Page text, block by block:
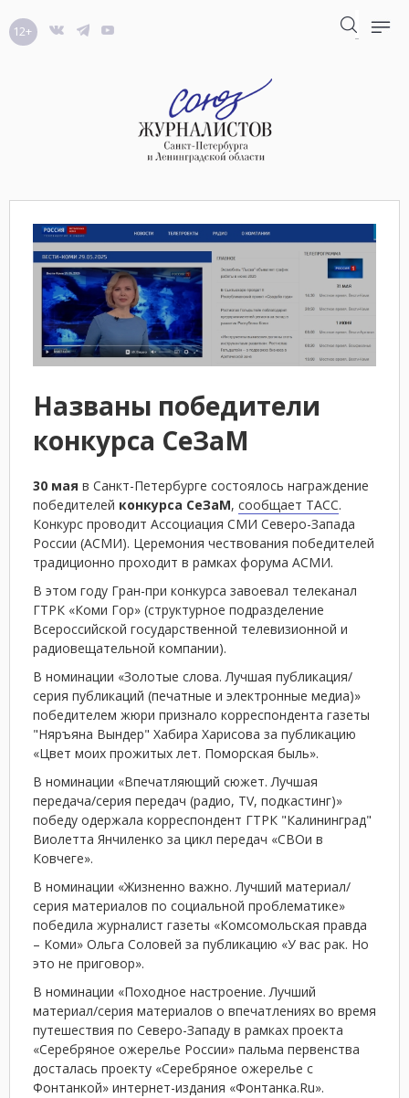
12+
Названы победители
конкурса СеЗаМ
30 мая в Санкт-Петербурге состоялось награждение
победителей конкурса СеЗаМ, сообщает ТАСС.
Конкурс проводит Ассоциация СМИ Северо-Запада
России (АСМИ). Церемония чествования победителей
традиционно проходит в рамках форума АСМИ.
В этом году Гран-при конкурса завоевал телеканал
ГТРК «Коми Гор» (структурное подразделение
Всероссийской государственной телевизионной и
радиовещательной компании).
В номинации «Золотые слова. Лучшая публикация/
серия публикаций (печатные и электронные медиа)»
победителем жюри признало корреспондента газеты
"Няръяна Вындер" Хабира Харисова за публикацию
«Цвет моих прожитых лет. Поморская быль».
В номинации «Впечатляющий сюжет. Лучшая
передача/серия передач (радио, TV, подкастинг)»
победу одержала корреспондент ГТРК "Калининград"
Виолетта Янчиленко за цикл передач «СВОи в
Ковчеге».
В номинации «Жизненно важно. Лучший материал/
серия материалов по социальной проблематике»
победила журналист газеты «Комсомольская правда
– Коми» Ольга Соловей за публикацию «У вас рак. Но
это не приговор».
В номинации «Походное настроение. Лучший
материал/серия материалов о впечатлениях во время
путешествия по Северо-Западу в рамках проекта
«Серебряное ожерелье России» пальма первенства
досталась проекту «Серебряное ожерелье с
Фонтанкой» интернет-издания «Фонтанка.Ru».